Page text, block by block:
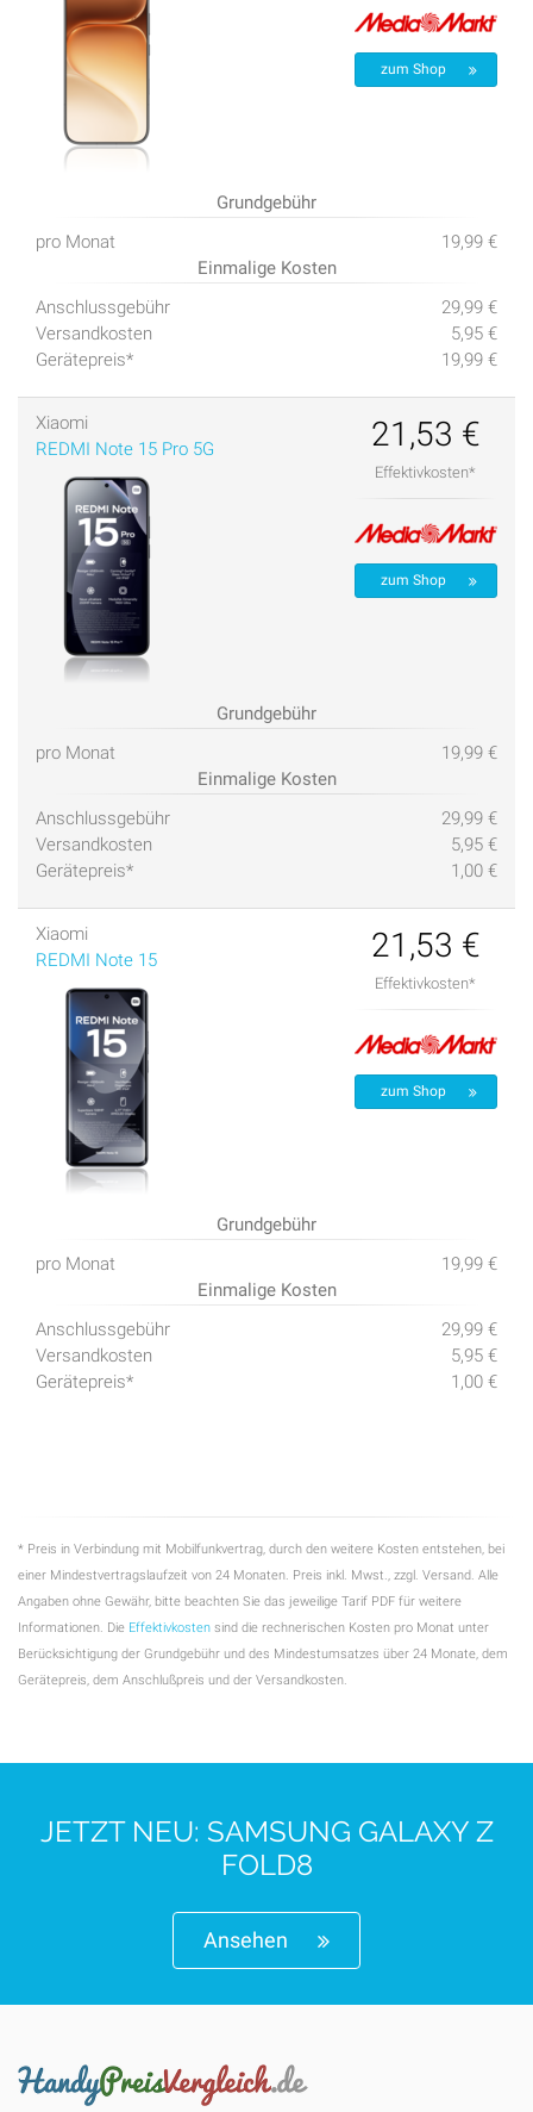
zum Shop
Grundgebühr
pro Monat
19,99 €
Einmalige Kosten
Anschlussgebühr
29,99 €
Versandkosten
5,95 €
Gerätepreis*
19,99 €
Xiaomi
REDMI Note 15 Pro 5G
21,53 €
Effektivkosten*
zum Shop
Grundgebühr
pro Monat
19,99 €
Einmalige Kosten
Anschlussgebühr
29,99 €
Versandkosten
5,95 €
Gerätepreis*
1,00 €
Xiaomi
REDMI Note 15
21,53 €
Effektivkosten*
zum Shop
Grundgebühr
pro Monat
19,99 €
Einmalige Kosten
Anschlussgebühr
29,99 €
Versandkosten
5,95 €
Gerätepreis*
1,00 €
* Preis in Verbindung mit Mobilfunkvertrag, durch den weitere Kosten entstehen, bei
einer Mindestvertragslaufzeit von 24 Monaten. Preis inkl. Mwst., zzgl. Versand. Alle
Angaben ohne Gewähr, bitte beachten Sie das jeweilige Tarif PDF für weitere
Informationen. Die Effektivkosten sind die rechnerischen Kosten pro Monat unter
Berücksichtigung der Grundgebühr und des Mindestumsatzes über 24 Monate, dem
Gerätepreis, dem Anschlußpreis und der Versandkosten.
JETZT NEU: SAMSUNG GALAXY Z
FOLD8
Ansehen